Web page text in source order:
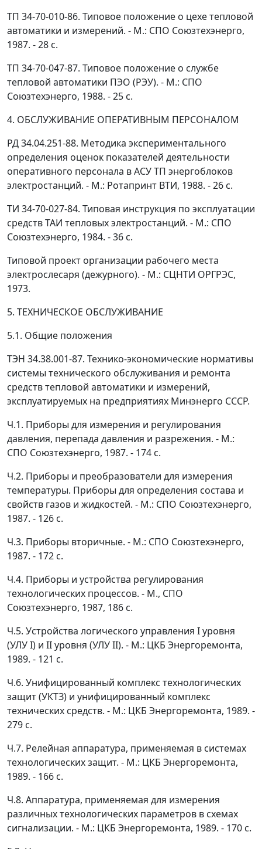
ТП 34-70-010-86. Типовое положение о цехе тепловой
автоматики и измерений. - М.: СПО Союзтехэнерго,
1987. - 28 с.
ТП 34-70-047-87. Типовое положение о службе
тепловой автоматики ПЭО (РЭУ). - М.: СПО
Союзтехэнерго, 1988. - 25 с.
4. ОБСЛУЖИВАНИЕ ОПЕРАТИВНЫМ ПЕРСОНАЛОМ
РД 34.04.251-88. Методика экспериментального
определения оценок показателей деятельности
оперативного персонала в АСУ ТП энергоблоков
электростанций. - М.: Ротапринт ВТИ, 1988. - 26 с.
ТИ 34-70-027-84. Типовая инструкция по эксплуатации
средств ТАИ тепловых электростанций. - М.: СПО
Союзтехэнерго, 1984. - 36 с.
Типовой проект организации рабочего места
электрослесаря (дежурного). - М.: СЦНТИ ОРГРЭС,
1973.
5. ТЕХНИЧЕСКОЕ ОБСЛУЖИВАНИЕ
5.1. Общие положения
ТЭН 34.38.001-87. Технико-экономические нормативы
системы технического обслуживания и ремонта
средств тепловой автоматики и измерений,
эксплуатируемых на предприятиях Минэнерго СССР.
Ч.1. Приборы для измерения и регулирования
давления, перепада давления и разрежения. - М.:
СПО Союзтехэнерго, 1987. - 174 с.
Ч.2. Приборы и преобразователи для измерения
температуры. Приборы для определения состава и
свойств газов и жидкостей. - М.: СПО Союзтехэнерго,
1987. - 126 с.
Ч.3. Приборы вторичные. - М.: СПО Союзтехэнерго,
1987. - 172 с.
Ч.4. Приборы и устройства регулирования
технологических процессов. - М., СПО
Союзтехэнерго, 1987, 186 с.
Ч.5. Устройства логического управления I уровня
(УЛУ I) и II уровня (УЛУ II). - М.: ЦКБ Энергоремонта,
1989. - 121 с.
Ч.6. Унифицированный комплекс технологических
защит (УКТЗ) и унифицированный комплекс
технических средств. - М.: ЦКБ Энергоремонта, 1989. -
279 с.
Ч.7. Релейная аппаратура, применяемая в системах
технологических защит. - М.: ЦКБ Энергоремонта,
1989. - 166 с.
Ч.8. Аппаратура, применяемая для измерения
различных технологических параметров в схемах
сигнализации. - М.: ЦКБ Энергоремонта, 1989. - 170 с.